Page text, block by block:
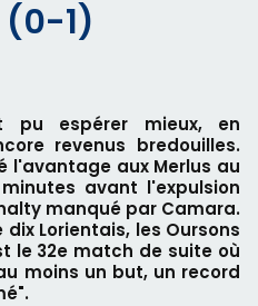
(0-1)
pu espérer mieux, en
revenus bredouilles.
l'avantage aux Merlus au
avant l'expulsion
manqué par Camara.
Lorientais, les Oursons
le 32e match de suite où
moins un but, un record